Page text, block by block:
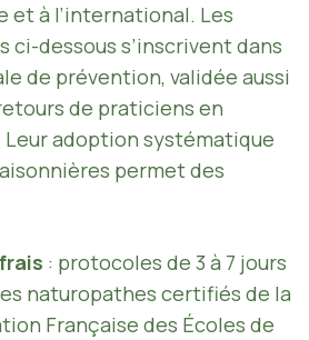
et à l’international. Les
ci-dessous s’inscrivent dans
de prévention, validée aussi
de praticiens en
adoption systématique
permet des
: protocoles de 3 à 7 jours
naturopathes certifiés de la
Française des Écoles de